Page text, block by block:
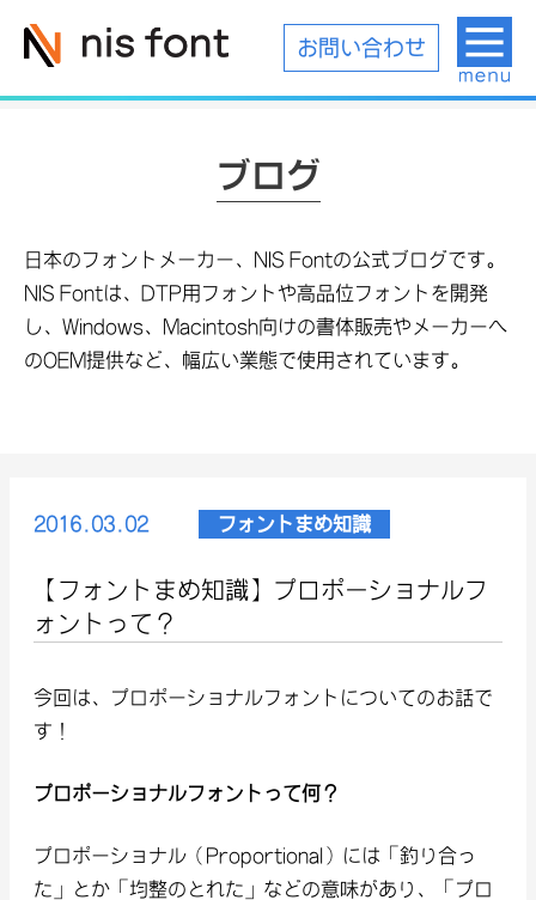
お問い合わせ
ブログ
日本のフォントメーカー、NIS Fontの公式ブログです。
NIS Fontは、DTP用フォントや高品位フォントを開発
し、Windows、Macintosh向けの書体販売やメーカーへ
のOEM提供など、幅広い業態で使用されています。
2016.03.02 フォントまめ知識
【フォントまめ知識】プロポーショナルフ
ォントって？
今回は、プロポーショナルフォントについてのお話で
す！
プロポーショナルフォントって何？
プロポーショナル（Proportional）には「釣り合っ
た」とか「均整のとれた」などの意味があり、「プロ